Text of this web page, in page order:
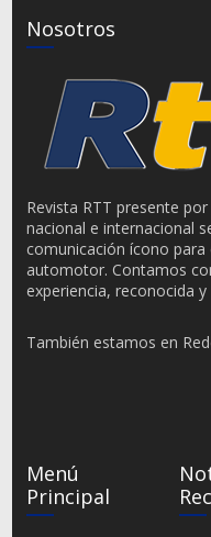
Nosotros
Revista RTT presente
nacional e internacional
comunicación ícono
automotor. Contamos
experiencia, reconocida
También estamos en
Menú
Principal